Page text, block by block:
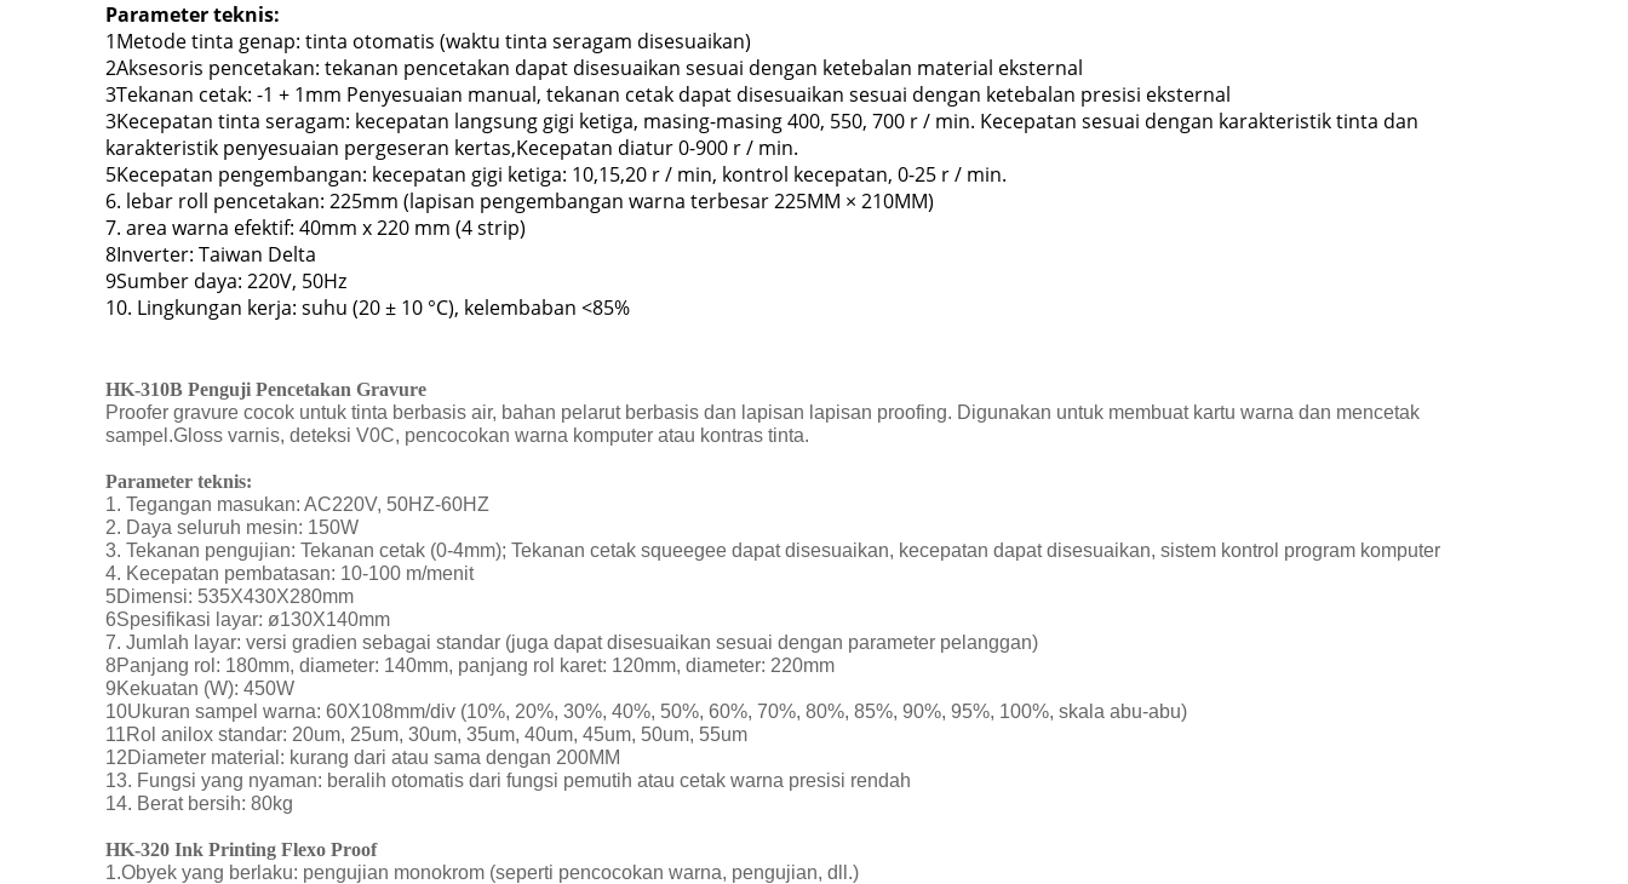
Parameter teknis:
1Metode tinta genap: tinta otomatis (waktu tinta seragam disesuaikan)
2Aksesoris pencetakan: tekanan pencetakan dapat disesuaikan sesuai dengan ketebalan material eksternal
3Tekanan cetak: -1 + 1mm Penyesuaian manual, tekanan cetak dapat disesuaikan sesuai dengan ketebalan presisi eksternal
3Kecepatan tinta seragam: kecepatan langsung gigi ketiga, masing-masing 400, 550, 700 r / min. Kecepatan sesuai dengan karakteristik tinta dan
karakteristik penyesuaian pergeseran kertas,Kecepatan diatur 0-900 r / min.
5Kecepatan pengembangan: kecepatan gigi ketiga: 10,15,20 r / min, kontrol kecepatan, 0-25 r / min.
6. lebar roll pencetakan: 225mm (lapisan pengembangan warna terbesar 225MM × 210MM)
7. area warna efektif: 40mm x 220 mm (4 strip)
8Inverter: Taiwan Delta
9Sumber daya: 220V, 50Hz
10. Lingkungan kerja: suhu (20 ± 10 °C), kelembaban <85%
HK-310B Penguji Pencetakan Gravure
Proofer gravure cocok untuk tinta berbasis air, bahan pelarut berbasis dan lapisan lapisan proofing. Digunakan untuk membuat kartu warna dan mencetak
sampel.Gloss varnis, deteksi V0C, pencocokan warna komputer atau kontras tinta.
Parameter teknis:
1. Tegangan masukan: AC220V, 50HZ-60HZ
2. Daya seluruh mesin: 150W
3. Tekanan pengujian: Tekanan cetak (0-4mm); Tekanan cetak squeegee dapat disesuaikan, kecepatan dapat disesuaikan, sistem kontrol program komputer
4. Kecepatan pembatasan: 10-100 m/menit
5Dimensi: 535X430X280mm
6Spesifikasi layar: ø130X140mm
7. Jumlah layar: versi gradien sebagai standar (juga dapat disesuaikan sesuai dengan parameter pelanggan)
8Panjang rol: 180mm, diameter: 140mm, panjang rol karet: 120mm, diameter: 220mm
9Kekuatan (W): 450W
10Ukuran sampel warna: 60X108mm/div (10%, 20%, 30%, 40%, 50%, 60%, 70%, 80%, 85%, 90%, 95%, 100%, skala abu-abu)
11Rol anilox standar: 20um, 25um, 30um, 35um, 40um, 45um, 50um, 55um
12Diameter material: kurang dari atau sama dengan 200MM
13. Fungsi yang nyaman: beralih otomatis dari fungsi pemutih atau cetak warna presisi rendah
14. Berat bersih: 80kg
HK-320 Ink Printing Flexo Proof
1.Obyek yang berlaku: pengujian monokrom (seperti pencocokan warna, pengujian, dll.)